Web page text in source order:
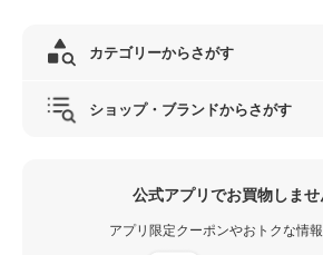
カテゴリーからさがす
ショップ・ブランドからさがす
公式アプリでお買物しませ
アプリ限定クーポンやおトクな情報